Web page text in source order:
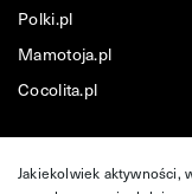
Polki.pl
Mamotoja.pl
Cocolita.pl
Jakiekolwiek aktywności,